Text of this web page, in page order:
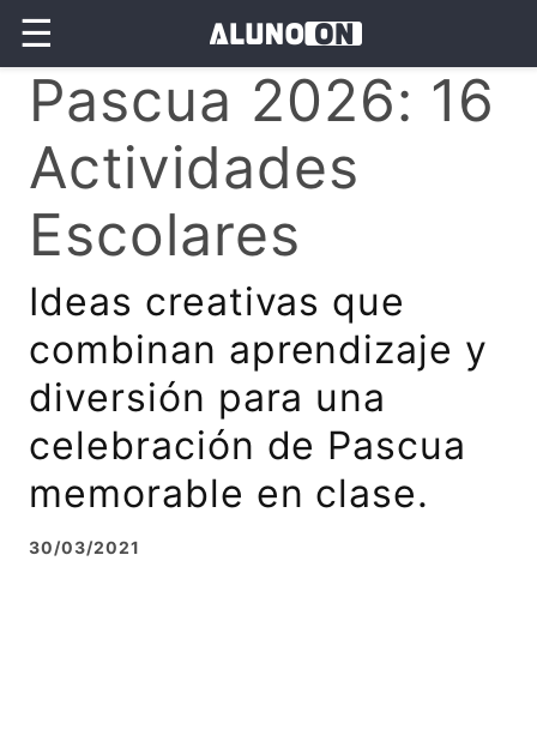
☰
Pascua 2026: 16
Actividades
Escolares
Ideas creativas que
combinan aprendizaje y
diversión para una
celebración de Pascua
memorable en clase.
30/03/2021